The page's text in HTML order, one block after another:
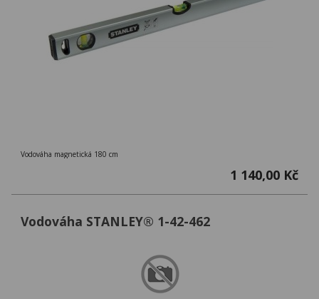
Vodováha magnetická 180 cm
1 140,00 Kč
Vodováha STANLEY® 1-42-462